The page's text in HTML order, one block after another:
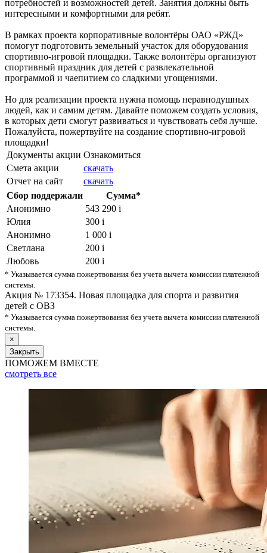
потребностей и возможностей детей. Занятия должны быть
интересными и комфортными для ребят.
В рамках проекта корпоративные волонтёры ОАО «РЖД»
помогут подготовить земельный участок для оборудования
спортивно-игровой площадки. Также волонтёры организуют
спортивный праздник для детей с развлекательной
программой и чаепитием со сладкими угощениями.
Но для реализации проекта нужна помощь неравнодушных
людей, как и самим детям. Давайте поможем создать условия,
в которых дети смогут развиваться и чувствовать себя лучше.
Пожалуйста, пожертвуйте на создание спортивно-игровой
площадки!
Документы акции Ознакомиться
Смета акции
скачать
Отчет на сайт
скачать
Сбор поддержали
Сумма*
Анонимно
543 290 i
Юлия
300 i
Анонимно
1 000 i
Светлана
200 i
Любовь
200 i
* Указывается сумма пожертвования без учета вычета комиссии платежной
системы.
Акция № 173354. Новая площадка для спорта и развития
детей с ОВЗ
* Указывается сумма пожертвования без учета вычета комиссии платежной
системы.
×
Закрыть
ПОМОЖЕМ ВМЕСТЕ
смотреть все